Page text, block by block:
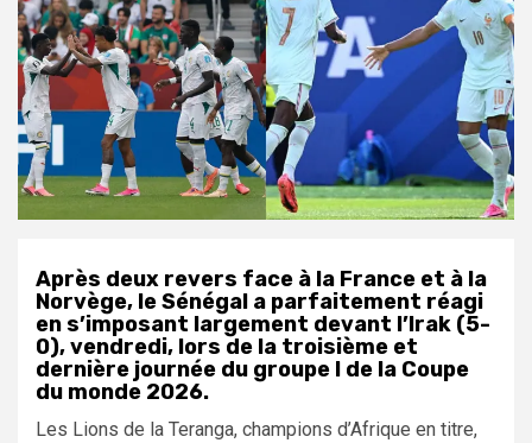
Après deux revers face à la France et à la
Norvège, le Sénégal a parfaitement réagi
en s’imposant largement devant l’Irak (5-
0), vendredi, lors de la troisième et
dernière journée du groupe I de la Coupe
du monde 2026.
Les Lions de la Teranga, champions d’Afrique en titre,